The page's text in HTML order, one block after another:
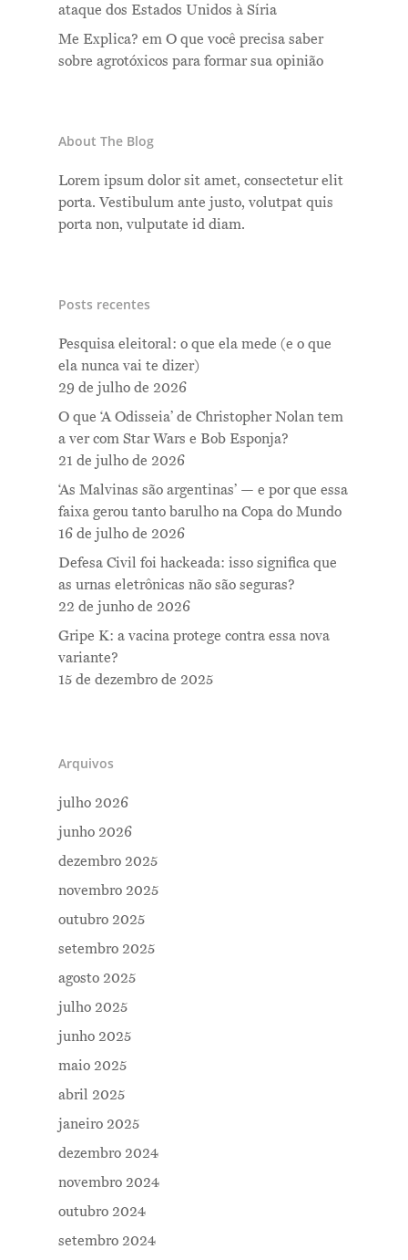
ataque dos Estados Unidos à Síria
Me Explica? em O que você precisa saber
sobre agrotóxicos para formar sua opinião
About The Blog
Lorem ipsum dolor sit amet, consectetur elit
porta. Vestibulum ante justo, volutpat quis
porta non, vulputate id diam.
Posts recentes
Pesquisa eleitoral: o que ela mede (e o que
ela nunca vai te dizer)
29 de julho de 2026
O que ‘A Odisseia’ de Christopher Nolan tem
a ver com Star Wars e Bob Esponja?
21 de julho de 2026
‘As Malvinas são argentinas’ — e por que essa
faixa gerou tanto barulho na Copa do Mundo
16 de julho de 2026
Defesa Civil foi hackeada: isso significa que
as urnas eletrônicas não são seguras?
22 de junho de 2026
Gripe K: a vacina protege contra essa nova
variante?
15 de dezembro de 2025
Arquivos
julho 2026
junho 2026
dezembro 2025
novembro 2025
outubro 2025
setembro 2025
agosto 2025
julho 2025
junho 2025
maio 2025
abril 2025
janeiro 2025
dezembro 2024
novembro 2024
outubro 2024
setembro 2024